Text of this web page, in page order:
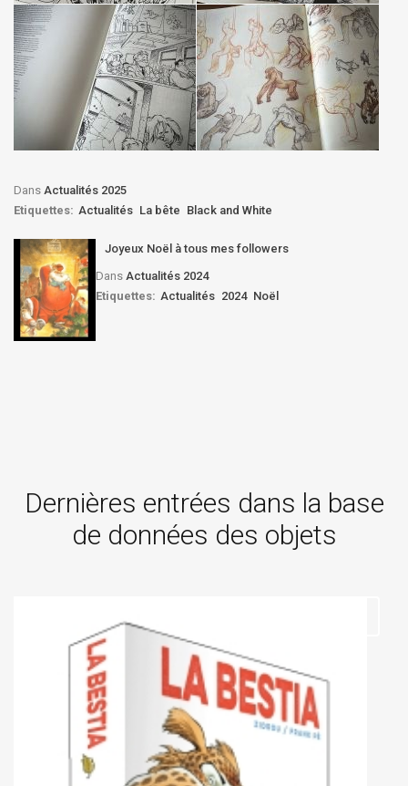
Dans Actualités 2025
Etiquettes: Actualités La bête Black and White
Joyeux Noël à tous mes followers
Dans Actualités 2024
Etiquettes: Actualités 2024 Noël
Dernières entrées dans la base
de données des objets